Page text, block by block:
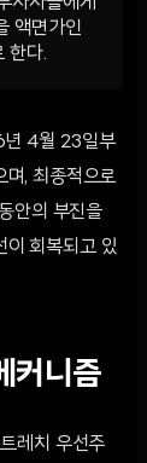
액면가인
한다.
년 4월 23일부
며, 최종적으로
안의 부진을
이 회복되고 있
커니즘
레치 우선주